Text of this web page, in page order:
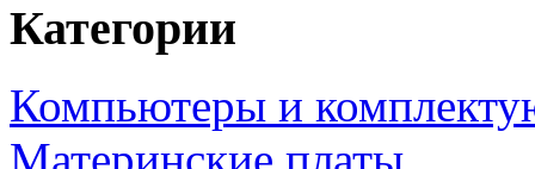
Категории
Компьютеры и